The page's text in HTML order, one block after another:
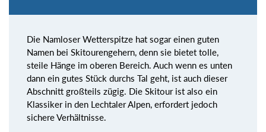
Die Namloser Wetterspitze hat sogar einen guten
Namen bei Skitourengehern, denn sie bietet tolle,
steile Hänge im oberen Bereich. Auch wenn es unten
dann ein gutes Stück durchs Tal geht, ist auch dieser
Abschnitt großteils zügig. Die Skitour ist also ein
Klassiker in den Lechtaler Alpen, erfordert jedoch
sichere Verhältnisse.